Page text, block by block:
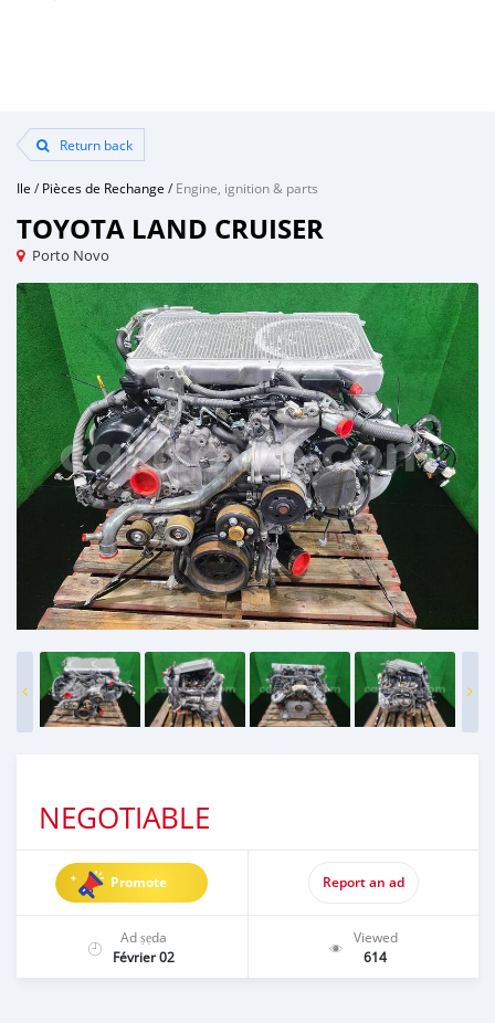
Return back
Ile /Pièces de Rechange /Engine, ignition & parts
TOYOTA LAND CRUISER
Porto Novo
NEGOTIABLE
Promote Report an ad
Ad ṣẹda
Février 02
Viewed
614